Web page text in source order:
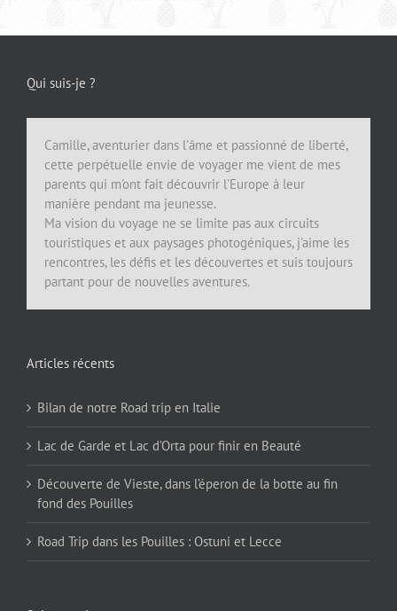
Qui suis-je ?
Camille, aventurier dans l'âme et passionné de liberté,
cette perpétuelle envie de voyager me vient de mes
parents qui m'ont fait découvrir l'Europe à leur
manière pendant ma jeunesse.
Ma vision du voyage ne se limite pas aux circuits
touristiques et aux paysages photogéniques, j'aime les
rencontres, les défis et les découvertes et suis toujours
partant pour de nouvelles aventures.
Articles récents
Bilan de notre Road trip en Italie
Lac de Garde et Lac d’Orta pour finir en Beauté
Découverte de Vieste, dans l’éperon de la botte au fin
fond des Pouilles
Road Trip dans les Pouilles : Ostuni et Lecce